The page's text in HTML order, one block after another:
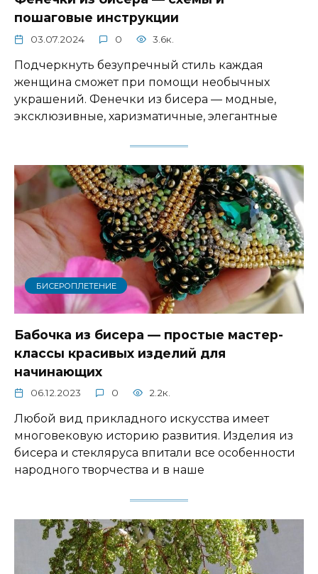
пошаговые инструкции
03.07.2024 0 3.6к.
Подчеркнуть безупречный стиль каждая
женщина сможет при помощи необычных
украшений. Фенечки из бисера — модные,
эксклюзивные, харизматичные, элегантные
БИСЕРОПЛЕТЕНИЕ
Бабочка из бисера — простые мастер-
классы красивых изделий для
начинающих
06.12.2023 0 2.2к.
Любой вид прикладного искусства имеет
многовековую историю развития. Изделия из
бисера и стекляруса впитали все особенности
народного творчества и в наше